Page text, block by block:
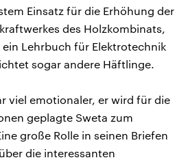
Einsatz für die Erhöhung der
des Holzkombinats,
Lehrbuch für Elektrotechnik
sogar andere Häftlinge.
viel emotionaler, er wird für die
geplagte Sweta zum
große Rolle in seinen Briefen
die interessanten